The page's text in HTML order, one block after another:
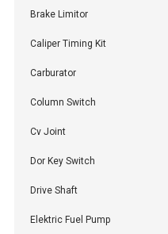
Brake Limitor
Caliper Timing Kit
Carburator
Column Switch
Cv Joint
Dor Key Switch
Drive Shaft
Elektric Fuel Pump